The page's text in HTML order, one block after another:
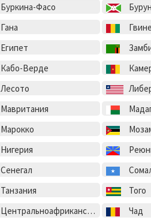
Буркина-Фасо
Гана
Египет
Кабо-Верде
Лесото
Мавритания
Марокко
Нигерия
Сенегал
Танзания
Того
Центральноафриканская Республика
Чад